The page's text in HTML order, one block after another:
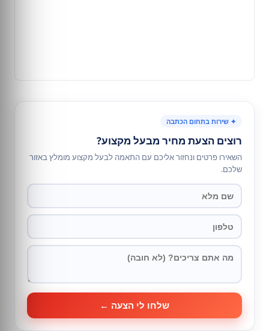
✦ שירות בתחום הכתבה
רוצים הצעת מחיר מבעל מקצוע?
השאירו פרטים ונחזור אליכם עם התאמה לבעל מקצוע מומלץ באזור
שלכם.
שלחו לי הצעה ←